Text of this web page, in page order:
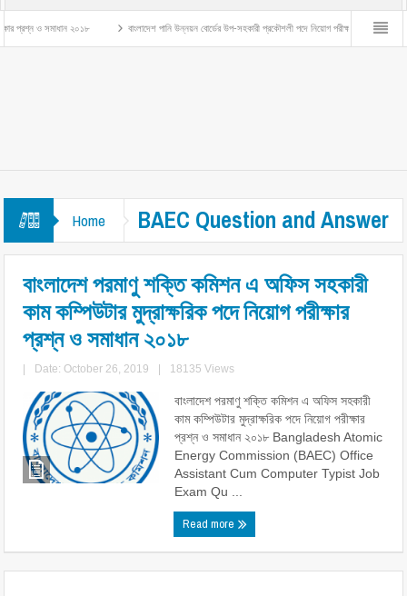
ও সমাধান ২০১৮ বাংলাদেশ পানি উন্নয়ন বোর্ডের উপ-সহকারী প্রকৌশলী পদে নিয়োগ পরীক্ষার প্রশ্ন ও সমাধান –
Home BAEC Question and Answer
বাংলাদেশ পরমাণু শক্তি কমিশন এ অফিস সহকারী
কাম কম্পিউটার মুদ্রাক্ষরিক পদে নিয়োগ পরীক্ষার
প্রশ্ন ও সমাধান ২০১৮
Date: October 26, 2019 18135 Views
বাংলাদেশ পরমাণু শক্তি কমিশন এ অফিস সহকারী
কাম কম্পিউটার মুদ্রাক্ষরিক পদে নিয়োগ পরীক্ষার
প্রশ্ন ও সমাধান ২০১৮ Bangladesh Atomic
Energy Commission (BAEC) Office
Assistant Cum Computer Typist Job
Exam Qu ...
Read more